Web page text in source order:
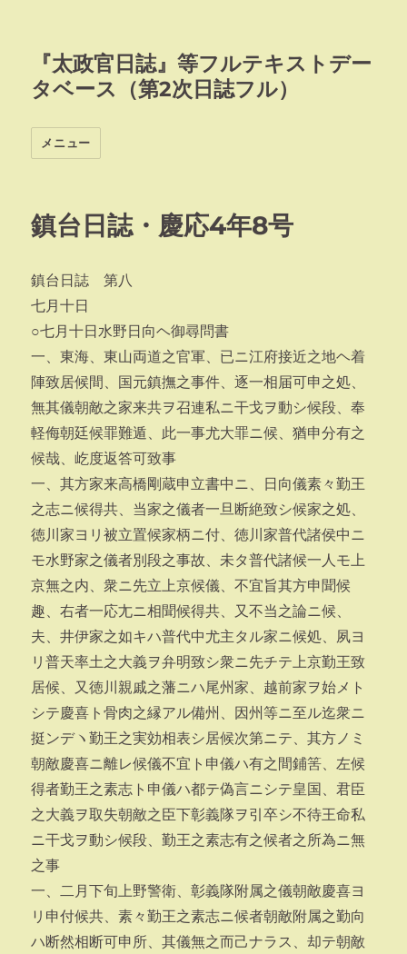
『太政官日誌』等フルテキストデー
タベース（第2次日誌フル）
メニュー
鎮台日誌・慶応4年8号
鎮台日誌 第八
七月十日
○七月十日水野日向ヘ御尋問書
一、東海、東山両道之官軍、已ニ江府接近之地ヘ着
陣致居候間、国元鎮撫之事件、逐一相届可申之処、
無其儀朝敵之家来共ヲ召連私ニ干戈ヲ動シ候段、奉
軽侮朝廷候罪難遁、此一事尤大罪ニ候、猶申分有之
候哉、屹度返答可致事
一、其方家来高橋剛蔵申立書中ニ、日向儀素々勤王
之志ニ候得共、当家之儀者一旦断絶致シ候家之処、
徳川家ヨリ被立置候家柄ニ付、徳川家普代諸侯中ニ
モ水野家之儀者別段之事故、未タ普代諸候一人モ上
京無之内、衆ニ先立上京候儀、不宜旨其方申聞候
趣、右者一応尢ニ相聞候得共、又不当之論ニ候、
夫、井伊家之如キハ普代中尤主タル家ニ候処、夙ヨ
リ普天率土之大義ヲ弁明致シ衆ニ先チテ上京勤王致
居候、又徳川親戚之藩ニハ尾州家、越前家ヲ始メト
シテ慶喜ト骨肉之縁アル備州、因州等ニ至ル迄衆ニ
挺ンデヽ勤王之実効相表シ居候次第ニテ、其方ノミ
朝敵慶喜ニ離レ候儀不宜ト申儀ハ有之間鋪筈、左候
得者勤王之素志ト申儀ハ都テ偽言ニシテ皇国、君臣
之大義ヲ取失朝敵之臣下彰義隊ヲ引卒シ不待王命私
ニ干戈ヲ動シ候段、勤王之素志有之候者之所為ニ無
之事
一、二月下旬上野警衛、彰義隊附属之儀朝敵慶喜ヨ
リ申付候共、素々勤王之素志ニ候者朝敵附属之勤向
ハ断然相断可申所、其儀無之而己ナラス、却テ朝敵